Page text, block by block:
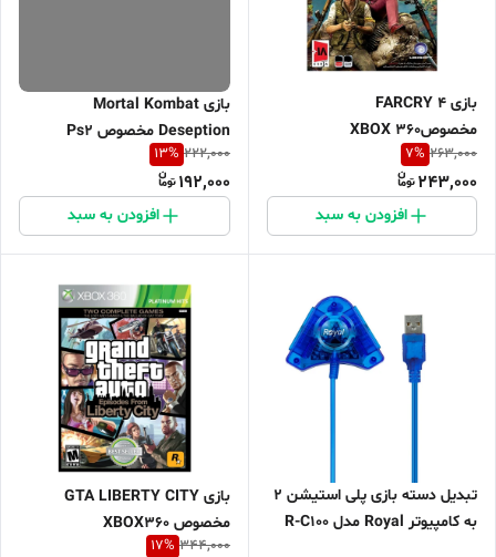
بازی FARCRY 4
مخصوصXBOX 360
263,000
7%
243,000
افزودن به سبد
بازی Mortal Kombat
Deseption مخصوص Ps2
222,000
13%
192,000
افزودن به سبد
تبدیل دسته بازی پلی استیشن 2
به کامپیوتر Royal مدل R-C100
بازی GTA LIBERTY CITY
مخصوص XBOX360
344,000
17%